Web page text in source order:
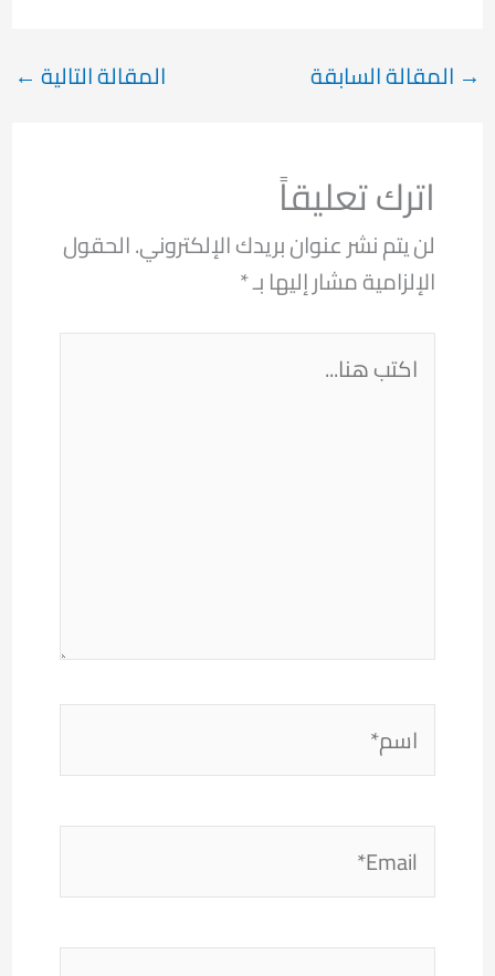
→ المقالة السابقة المقالة التالية ←
اترك تعليقاً
لن يتم نشر عنوان بريدك الإلكتروني.الحقول
الإلزامية مشار إليها بـ*
اكتب
هنا...
اسم*
Email*